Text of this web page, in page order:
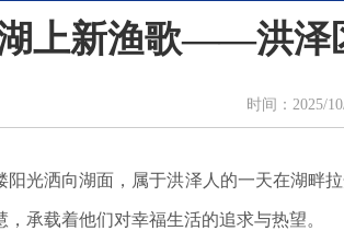
上新渔歌——洪泽
时间：
洒向湖面，属于洪泽人的一天在湖畔拉
，承载着他们对幸福生活的追求与热望。